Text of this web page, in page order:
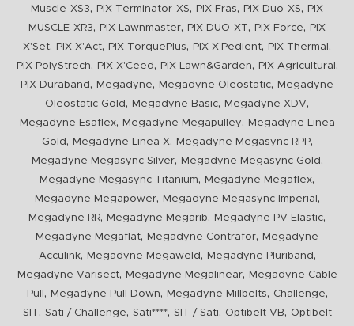
Muscle-XS3, PIX Terminator-XS, PIX Fras, PIX Duo-XS,
PIX
MUSCLE-XR3, PIX Lawnmaster, PIX DUO-XT, PIX Force,
PIX
X'Set, PIX X'Act, PIX TorquePlus, PIX X'Pedient, PIX Thermal ,
PIX PolyStrech, PIX X'Ceed , PIX Lawn&Garden, PIX Agricultural ,
PIX Duraband , Megadyne, Megadyne Oleostatic,
Megadyne
Oleostatic Gold , Megadyne Basic, Megadyne XDV,
Megadyne Esaflex, Megadyne Megapulley,
Megadyne Linea
Gold , Megadyne Linea X, Megadyne Megasync RPP,
Megadyne Megasync Silver, Megadyne Megasync Gold ,
Megadyne Megasync Titanium, Megadyne Megaflex,
Megadyne Megapower, Megadyne Megasync Imperial ,
Megadyne RR, Megadyne Megarib, Megadyne PV Elastic,
Megadyne Megaflat, Megadyne Contrafor,
Megadyne
Acculink, Megadyne Megaweld , Megadyne Pluriband ,
Megadyne Varisect, Megadyne Megalinear,
Megadyne Cable
Pull
, Megadyne Pull Down, Megadyne Millbelts, Challenge,
SIT, Sati / Challenge, Sati****, SIT / Sati, Optibelt VB, Optibelt